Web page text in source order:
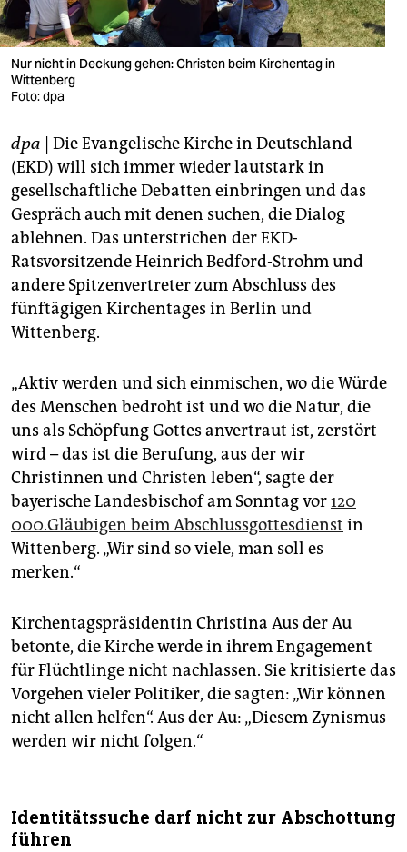
verlag
verlag
veranstaltungen
fragen & hilfe
unterstützen
abo
genossenschaft
epaper login
Nur nicht in Deckung gehen: Christen beim Kirchentag in
Wittenberg
Foto: dpa
dpa | Die Evangelische Kirche in Deutschland
(EKD) will sich immer wieder lautstark in
gesellschaftliche Debatten einbringen und das
Gespräch auch mit denen suchen, die Dialog
ablehnen. Das unterstrichen der EKD-
Ratsvorsitzende Heinrich Bedford-Strohm und
andere Spitzenvertreter zum Abschluss des
fünftägigen Kirchentages in Berlin und
Wittenberg.
„Aktiv werden und sich einmischen, wo die Würde
des Menschen bedroht ist und wo die Natur, die
uns als Schöpfung Gottes anvertraut ist, zerstört
wird – das ist die Berufung, aus der wir
Christinnen und Christen leben“, sagte der
bayerische Landesbischof am Sonntag vor120
000.Gläubigen beim Abschlussgottesdienst in
Wittenberg. „Wir sind so viele, man soll es
merken.“
Kirchentagspräsidentin Christina Aus der Au
betonte, die Kirche werde in ihrem Engagement
für Flüchtlinge nicht nachlassen. Sie kritisierte das
Vorgehen vieler Politiker, die sagten: „Wir können
nicht allen helfen“. Aus der Au: „Diesem Zynismus
werden wir nicht folgen.“
Identitätssuche darf nicht zur Abschottung
führen